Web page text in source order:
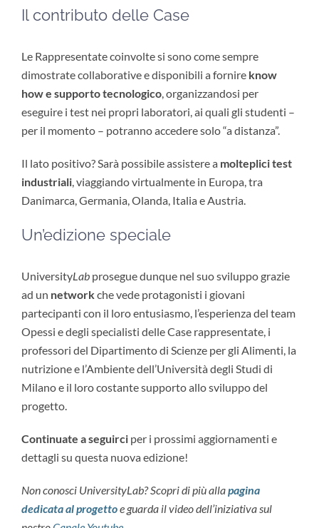
Il contributo delle Case
Le Rappresentate coinvolte si sono come sempre
dimostrate collaborative e disponibili a fornire know
how e supporto tecnologico, organizzandosi per
eseguire i test nei propri laboratori, ai quali gli studenti –
per il momento – potranno accedere solo “a distanza”.
Il lato positivo? Sarà possibile assistere a molteplici test
industriali, viaggiando virtualmente in Europa, tra
Danimarca, Germania, Olanda, Italia e Austria.
Un’edizione speciale
UniversityLab prosegue dunque nel suo sviluppo grazie
ad un networkche vede protagonisti i giovani
partecipanti con il loro entusiasmo, l’esperienza del team
Opessi e degli specialisti delle Case rappresentate, i
professori del Dipartimento di Scienze per gli Alimenti, la
nutrizione e l’Ambiente dell’Università degli Studi di
Milano e il loro costante supporto allo sviluppo del
progetto.
Continuate a seguirci per i prossimi aggiornamenti e
dettagli su questa nuova edizione!
Non conosci UniversityLab? Scopri di più allapagina
dedicata al progettoe guarda il video dell’iniziativa sul